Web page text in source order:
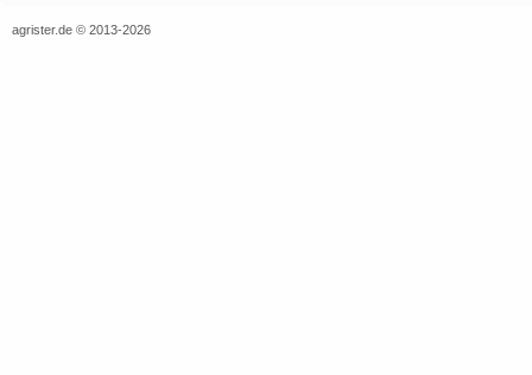
agrister.de © 2013-2026